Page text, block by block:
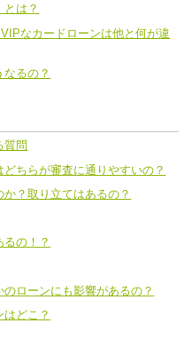
は？
なカードローンは他と何が違
るの？
質問
ちらが審査に通りやすいの？
？取り立てはあるの？
の！？
ローンにも影響があるの？
どこ？